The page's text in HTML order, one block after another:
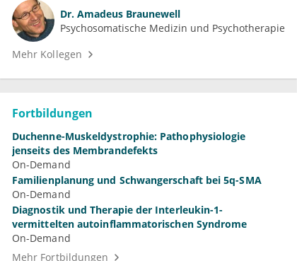
Dr. Amadeus Braunewell
Psychosomatische Medizin und Psychotherapie
Mehr Kollegen
Fortbildungen
Duchenne-Muskeldystrophie: Pathophysiologie
jenseits des Membrandefekts
On-Demand
Familienplanung und Schwangerschaft bei 5q-SMA
On-Demand
Diagnostik und Therapie der Interleukin-1-
vermittelten autoinflammatorischen Syndrome
On-Demand
Mehr Fortbildungen